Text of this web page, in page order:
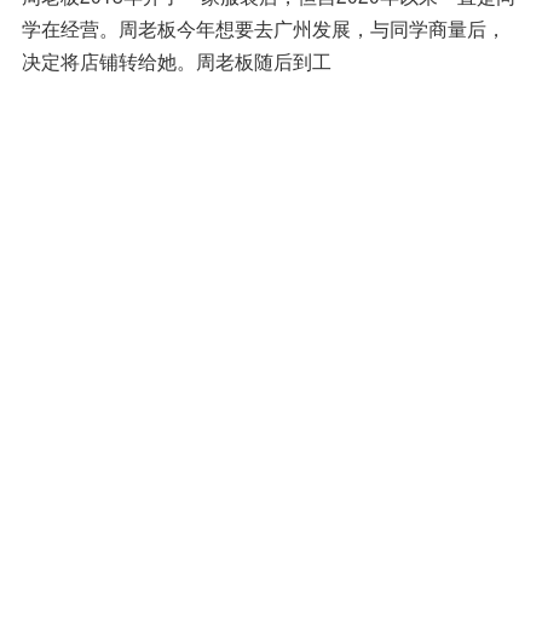
学在经营。周老板今年想要去广州发展，与同学商量后，
决定将店铺转给她。周老板随后到工